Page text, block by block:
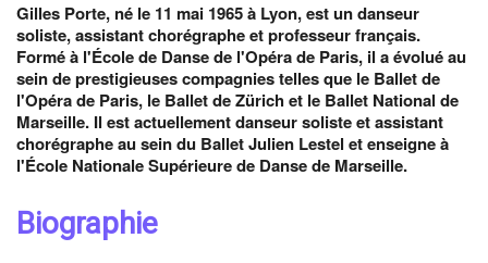
Gilles Porte, né le 11 mai 1965 à Lyon, est un danseur
soliste, assistant chorégraphe et professeur français.
Formé à l'École de Danse de l'Opéra de Paris, il a évolué au
sein de prestigieuses compagnies telles que le Ballet de
l'Opéra de Paris, le Ballet de Zürich et le Ballet National de
Marseille. Il est actuellement danseur soliste et assistant
chorégraphe au sein du Ballet Julien Lestel et enseigne à
l'École Nationale Supérieure de Danse de Marseille.
Biographie